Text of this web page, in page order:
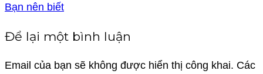
Bạn nên biết
Để lại một bình luận
Email của bạn sẽ không được hiển thị công khai. Các